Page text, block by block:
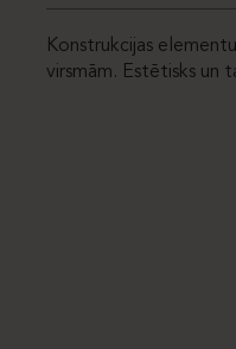
Konstrukcijas
virsmām. Estētisks un